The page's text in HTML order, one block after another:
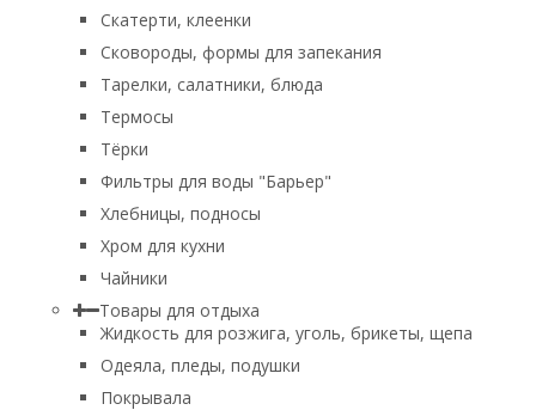
Скатерти, клеенки
Сковороды, формы для запекания
Тарелки, салатники, блюда
Термосы
Тёрки
Фильтры для воды "Барьер"
Хлебницы, подносы
Хром для кухни
Чайники
Товары для отдыха
Жидкость для розжига, уголь, брикеты, щепа
Одеяла, пледы, подушки
Покрывала